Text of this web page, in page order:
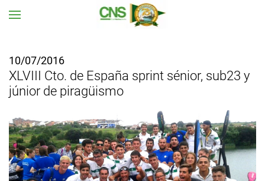
10/07/2016
XLVIII Cto. de España sprint sénior, sub23 y
júnior de piragüismo